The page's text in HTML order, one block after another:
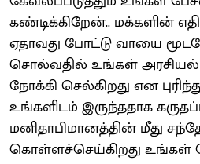
கண்டிக்கிறேன்.. மக்களின்
ஏதாவது போட்டு வாயை
சொல்வதில் உங்கள்
நோக்கி செல்கிறது என
உங்களிடம் இருந்ததாக
மனிதாபிமானத்தின் மீது
கொள்ளச்செய்கிறது உங்கள்